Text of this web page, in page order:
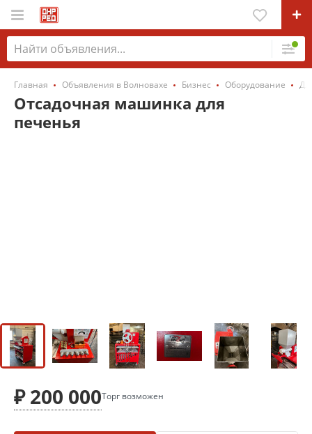
Главная Объявления в Волновахе Бизнес Оборудование
Отсадочная машинка для
печенья
₽ 200 000Торг возможен